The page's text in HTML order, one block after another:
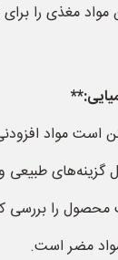
مواد مغذی را
است مواد
گزینه‌های طبیعی
را بررسی
مضر است.